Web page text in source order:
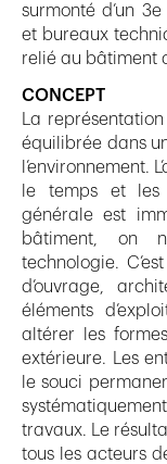
surmonté d’un
et bureaux
relié au bâtiment
CONCEPT
La
équilibrée dans
l’environnement.
le temps et les
générale est
bâtiment, on
technologie.
d’ouvrage,
éléments
altérer les
extérieure. Les
le souci
travaux. Le
tous les acteurs